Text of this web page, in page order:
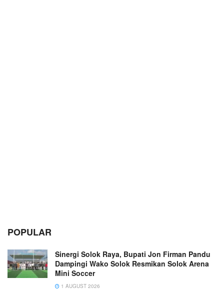
POPULAR
Sinergi Solok Raya, Bupati Jon Firman Pandu
Dampingi Wako Solok Resmikan Solok Arena
Mini Soccer
1 AUGUST 2026